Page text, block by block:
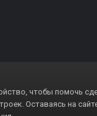
чтобы помочь
Оставаясь на